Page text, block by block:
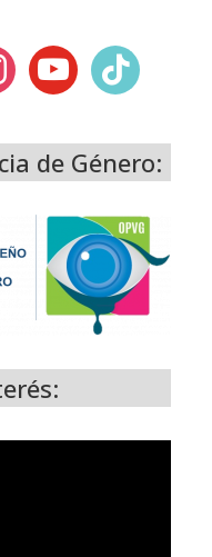
de Género: